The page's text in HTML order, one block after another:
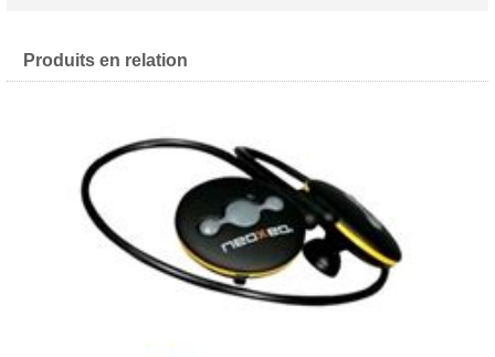
Produits en relation